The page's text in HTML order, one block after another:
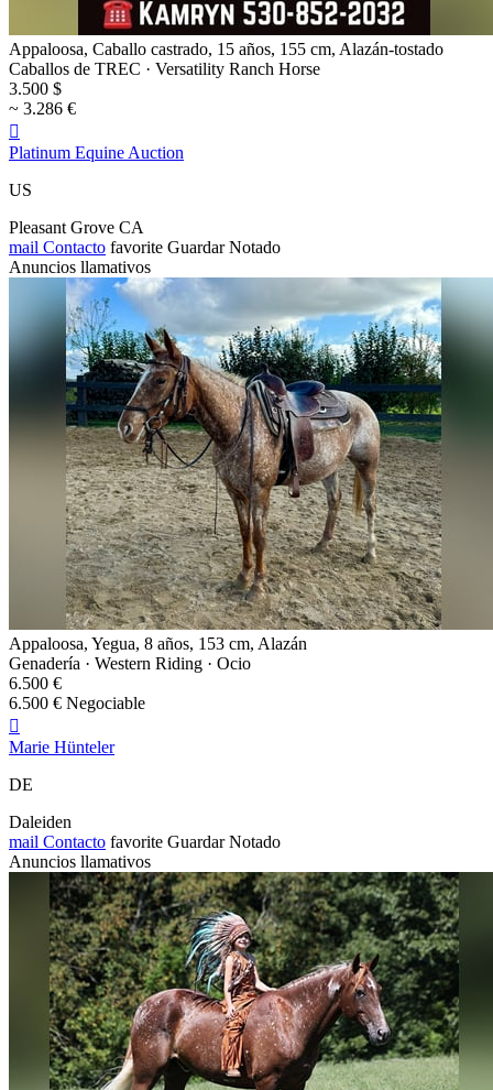
Appaloosa, Caballo castrado, 15 años, 155 cm, Alazán-tostado
Caballos de TREC · Versatility Ranch Horse
3.500 $
~ 3.286 €

Platinum Equine Auction
US
Pleasant Grove CA
mail Contacto favorite Guardar Notado
Anuncios llamativos
Appaloosa, Yegua, 8 años, 153 cm, Alazán
Genadería · Western Riding · Ocio
6.500 €
6.500 € Negociable

Marie Hünteler
DE
Daleiden
mail Contacto favorite Guardar Notado
Anuncios llamativos